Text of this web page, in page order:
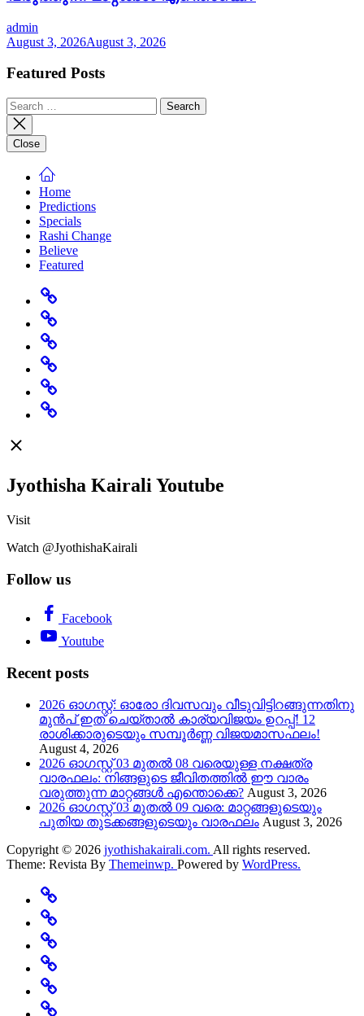
admin
August 3, 2026August 3, 2026
Featured Posts
Search
for:
Close
Home
Predictions
Specials
Rashi Change
Believe
Featured
Home
Predictions
Specials
Rashi
Change
Believe
Featured
Jyothisha Kairali Youtube
Visit
Watch @JyothishaKairali
Follow us
Facebook
Youtube
Recent posts
2026 ഓഗസ്റ്റ്: ഓരോ ദിവസവും വീടുവിട്ടിറങ്ങുന്നതിനു
മുൻപ് ഇത് ചെയ്താൽ കാര്യവിജയം ഉറപ്പ്! 12
രാശിക്കാരുടെയും സമ്പൂർണ്ണ വിജയമാസഫലം!
August 4, 2026
2026 ഓഗസ്റ്റ് 03 മുതൽ 08 വരെയുള്ള നക്ഷത്ര
വാരഫലം: നിങ്ങളുടെ ജീവിതത്തിൽ ഈ വാരം
വരുത്തുന്ന മാറ്റങ്ങൾ എന്തൊക്കെ? August 3, 2026
2026 ഓഗസ്റ്റ് 03 മുതൽ 09 വരെ: മാറ്റങ്ങളുടെയും
പുതിയ തുടക്കങ്ങളുടെയും വാരഫലം August 3, 2026
Copyright © 2026 jyothishakairali.com. All rights reserved.
Theme: Revista By Themeinwp. Powered by WordPress.
Home
Predictions
Specials
Rashi
Change
Believe
Featured